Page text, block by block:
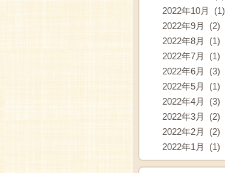
2022年10月 (1)
2022年9月 (2)
2022年8月 (1)
2022年7月 (1)
2022年6月 (3)
2022年5月 (1)
2022年4月 (3)
2022年3月 (2)
2022年2月 (2)
2022年1月 (1)